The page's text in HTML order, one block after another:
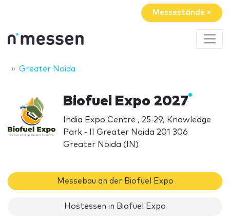
Messestände »
Greater Noida
Biofuel Expo 2027
India Expo Centre , 25-29, Knowledge
Park - II Greater Noida 201 306
Greater Noida (IN)
Messebau an der Biofuel Expo
Hostessen in Biofuel Expo